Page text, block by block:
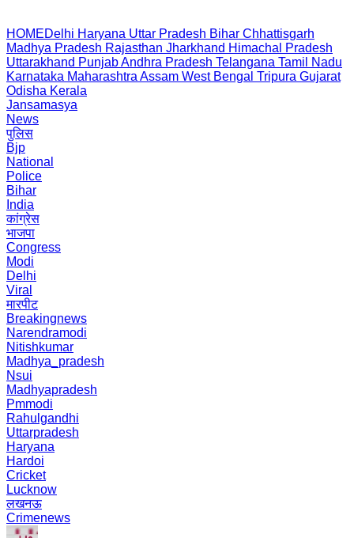
HOMEDelhi Haryana Uttar Pradesh Bihar Chhattisgarh
Madhya Pradesh Rajasthan Jharkhand Himachal Pradesh
Uttarakhand PunjabAndhra Pradesh Telangana Tamil Nadu
Karnataka Maharashtra Assam West Bengal Tripura Gujarat
Odisha Kerala
Jansamasya
News
पुलिस
Bjp
National
Police
Bihar
India
कांग्रेस
भाजपा
Congress
Modi
Delhi
Viral
मारपीट
Breakingnews
Narendramodi
Nitishkumar
Madhya_pradesh
Nsui
Madhyapradesh
Pmmodi
Rahulgandhi
Uttarpradesh
Haryana
Hardoi
Cricket
Lucknow
लखनऊ
Crimenews